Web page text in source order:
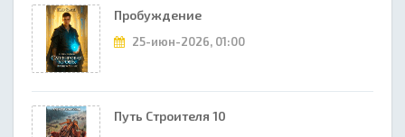
Пробуждение
25-июн-2026, 01:00
Путь Строителя 10